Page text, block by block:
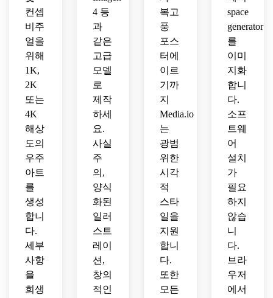
지.
컨셉
비주
얼을
위해
1K,
2K
또는
4K
해상
도의
우주
아트
를
생성
합니
다.
세부
사항
을
희생
4 등
과
같은
고급
모델
로
제작
하세
요.
사실
주
의,
양식
화된
일러
스트
레이
션,
창의
적인
복고
풍
포스
터에
이르
기까
지
Media.io
는
광범
위한
시각
적
스타
일을
지원
합니
다.
또한
모든
space
generator
를
이미
지화
합니
다.
소프
트웨
어
설치
가
필요
하지
않습
니
다.
브라
우저
에서